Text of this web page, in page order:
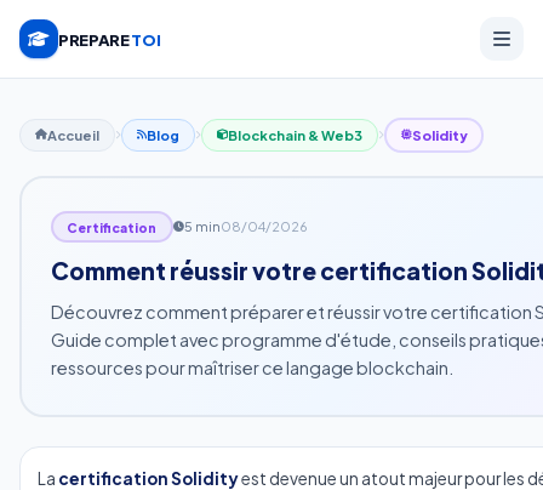
PREPARETOI
Accueil Blog Blockchain & Web3 Solidity
Certification 5 min08/04/2026
Comment réussir votre certification
Découvrez comment préparer et réussir votre certification
Guide complet avec programme d'étude, conseils
ressources pour maîtriser ce langage blockchain.
La certification Solidityest devenue un atout majeur pour les